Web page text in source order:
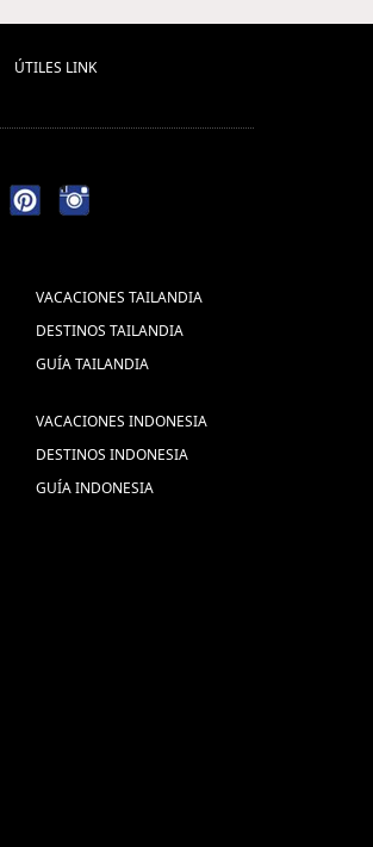
ÚTILES LINK
VACACIONES TAILANDIA
DESTINOS TAILANDIA
GUÍA TAILANDIA
VACACIONES INDONESIA
DESTINOS INDONESIA
GUÍA INDONESIA